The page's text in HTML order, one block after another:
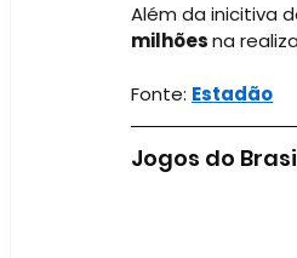
Além da inicitiva
milhões na
Fonte: Estadão
Jogos do